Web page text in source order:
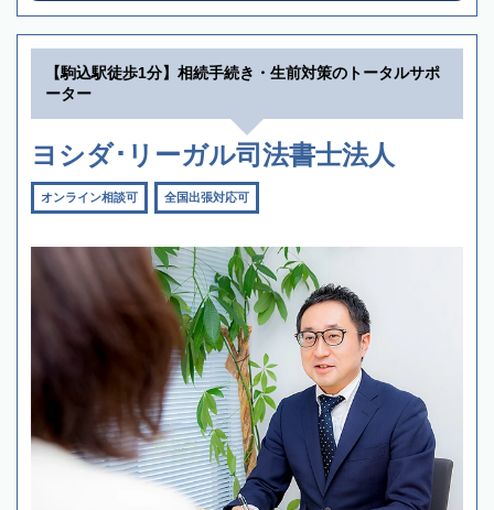
【駒込駅徒歩1分】相続手続き・生前対策のトータルサポ
ーター
ヨシダ･リーガル司法書士法人
オンライン相談可 全国出張対応可